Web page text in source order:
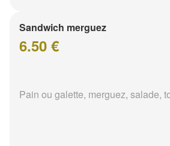
Sandwich merguez
6.50 €
Pain ou galette, merguez, salade,